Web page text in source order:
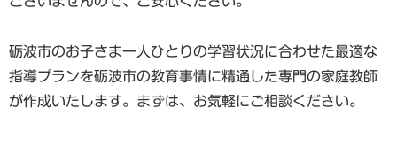
砺波市のお子さま一人ひとりの学習状況に合わせた最適な
指導プランを砺波市の教育事情に精通した専門の家庭教師
が作成いたします。まずは、お気軽にご相談ください。